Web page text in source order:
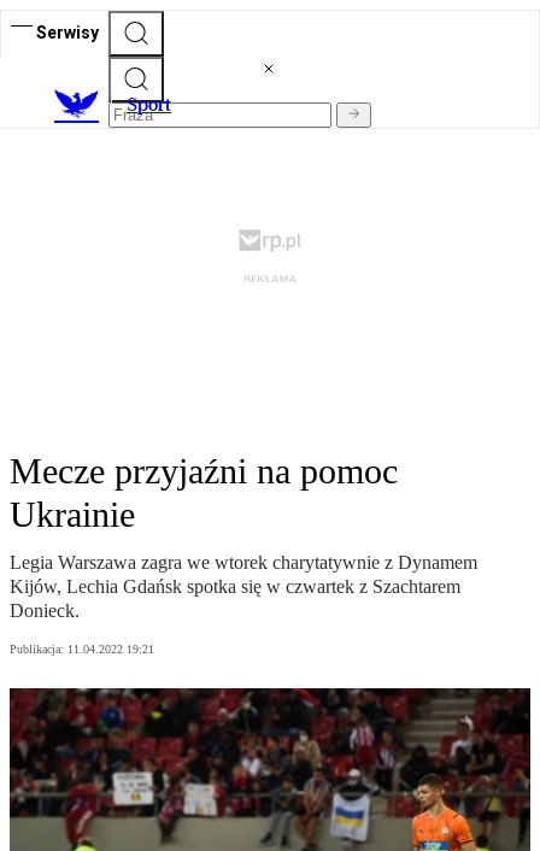
Serwisy
Sport
Mecze przyjaźni na pomoc
Ukrainie
Legia Warszawa zagra we wtorek charytatywnie z Dynamem
Kijów, Lechia Gdańsk spotka się w czwartek z Szachtarem
Donieck.
Publikacja: 11.04.2022 19:21